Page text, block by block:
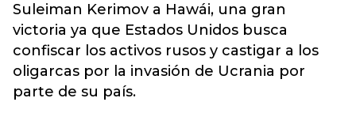
Suleiman Kerimov a Hawái, una gran
victoria ya que Estados Unidos busca
confiscar los activos rusos y castigar a los
oligarcas por la invasión de Ucrania por
parte de su país.